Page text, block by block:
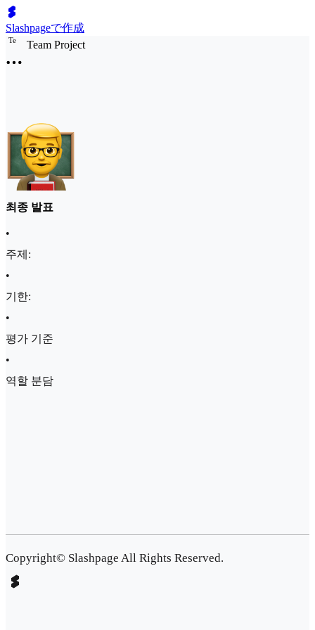
Slashpageで作成
Te Team Project
최종 발표
•
주제:
•
기한:
•
평가 기준
•
역할 분담
Copyright© Slashpage All Rights Reserved.